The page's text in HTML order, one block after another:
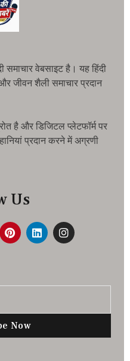
समाचार वेबसाइट है। यह हिंदी
जीवन शैली समाचार प्रदान
है और डिजिटल प्लेटफॉर्म पर
प्रदान करने में अग्रणी
Us
Now